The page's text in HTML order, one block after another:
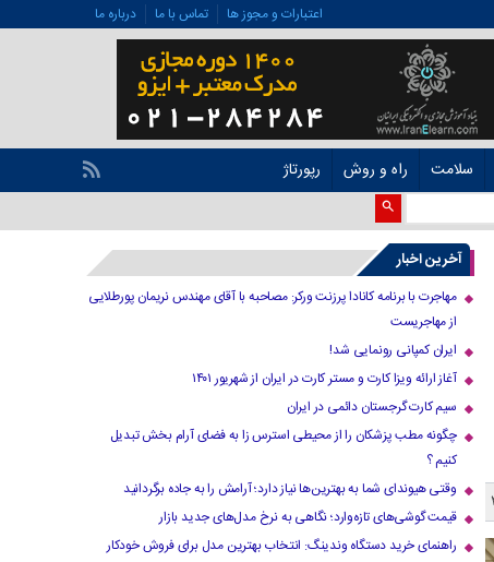
اعتبارات و مجوز ها تماس با ما درباره ما
سلامت راه و روش رپورتاژ
آخرین اخبار
مهاجرت با برنامه کانادا پرزنت ورکر: مصاحبه با آقای مهندس نریمان پورطلایی
از مهاجریست
ایران کمپانی رونمایی شد!
آغاز ارائه ویزا کارت و مستر کارت در ایران از شهریور ۱۴۰۱
سیم کارت گرجستان دائمی در ایران
چگونه مطب پزشکان را از محیطی استرس زا به فضای آرام بخش تبدیل
کنیم ؟
وقتی هیوندای شما به بهترین‌ها نیاز دارد؛ آرامش را به جاده برگردانید
قیمت گوشی‌های تازه‌وارد؛ نگاهی به نرخ مدل‌های جدید بازار
راهنمای خرید دستگاه وندینگ: انتخاب بهترین مدل برای فروش خودکار